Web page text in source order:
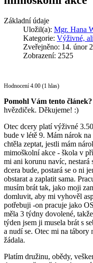
Základní údaje
Uložil(a): Mgr. Hana
Kategorie: Výživné,
Zveřejněno: 14. únor
Zobrazení: 2525
Hodnocení 4.00 (1 hlas)
Pomohl Vám tento článek?
hvězdiček. Děkujeme! :)
Otec dcery platí výživné
bude v létě 9. Mám nárok
chtěla zeptat, jestli mám
mimoškolní akce - škola v
mi ani korunu navíc, nestará
dcera bude, postará se o ni
obstarat a zaplatit sama.
musím brát tak, jako moji
domluvit, aby mi vyhověl
potřebuji -on pracuje jako
měla 3 týdny dovolené,
týden jsem ji musela brát s
a nudí se. Otec mi na
žádala.
Platím družinu, obědy,